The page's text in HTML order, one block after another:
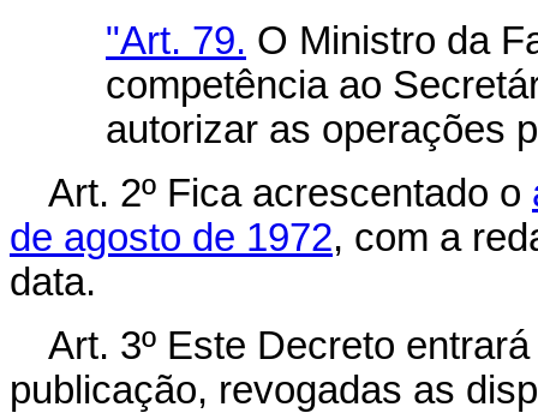
"Art. 79. O Ministro da
competência ao
autorizar as operações
Art. 2º Fica acrescentado o
de agosto de 1972, com a
data.
Art. 3º Este Decreto
publicação, revogadas as